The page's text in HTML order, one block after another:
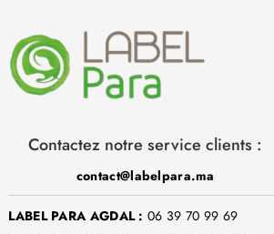
Contactez notre service clients :
contact@labelpara.ma
LABEL PARA AGDAL : 06 39 70 99 69